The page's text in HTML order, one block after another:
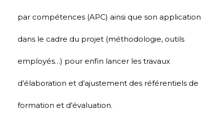
par compétences (APC) ainsi que son application
dans le cadre du projet (méthodologie, outils
employés…) pour enfin lancer les travaux
d’élaboration et d’ajustement des référentiels de
formation et d’évaluation.